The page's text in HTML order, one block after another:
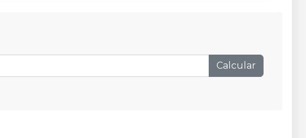
Calcular